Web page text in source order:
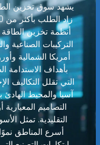
يشهد سوق تخزين
التركيبات الصناعية
بأهداف الاستدامة
التقليدية. تمثل